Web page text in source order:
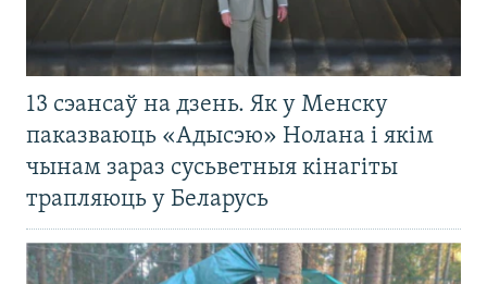
13 сэансаў на дзень. Як у Менску
паказваюць «Адысэю» Нолана і якім
чынам зараз сусьветныя кінагіты
трапляюць у Беларусь